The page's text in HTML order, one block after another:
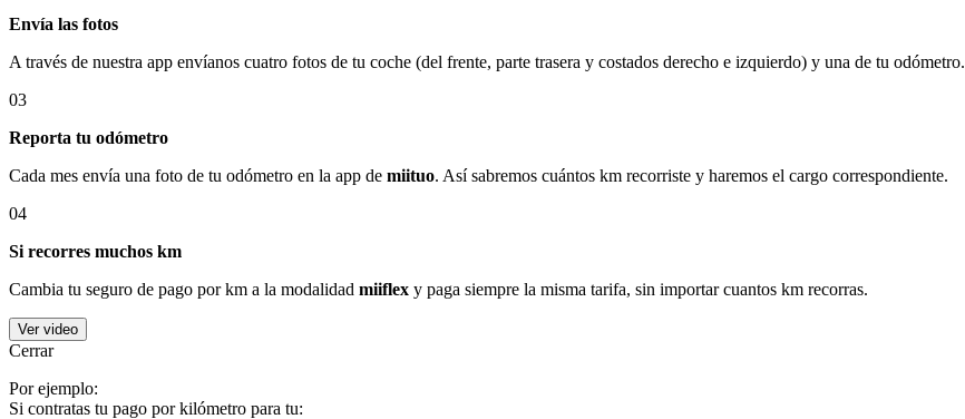
Envía las fotos
A través de nuestra app envíanos cuatro fotos de tu coche (del frente, parte trasera y costados derecho e izquierdo) y una de tu odómetro.
03
Reporta tu odómetro
Cada mes envía una foto de tu odómetro en la app de miituo. Así sabremos cuántos km recorriste y haremos el cargo correspondiente.
04
Si recorres muchos km
Cambia tu seguro de pago por km a la modalidad miiflex y paga siempre la misma tarifa, sin importar cuantos km recorras.
Ver video
Cerrar
Por ejemplo:
Si contratas tu pago por kilómetro para tu: